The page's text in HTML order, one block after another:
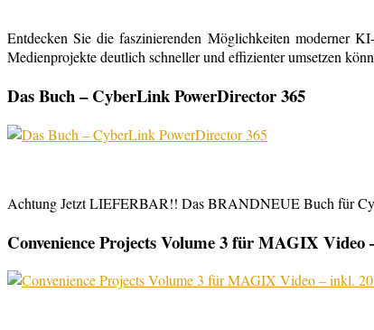
Entdecken Sie die faszinierenden Möglichkeiten moderner
Medienprojekte deutlich schneller und effizienter umsetzen
Das Buch – CyberLink PowerDirector 365
Achtung Jetzt LIEFERBAR!! Das BRANDNEUE Buch für
Convenience Projects Volume 3 für MAGIX